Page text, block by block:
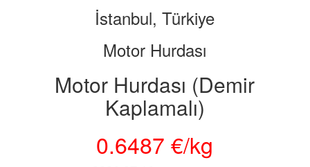
İstanbul, Türkiye
Motor Hurdası
Motor Hurdası (Demir
Kaplamalı)
0.6487 €/kg